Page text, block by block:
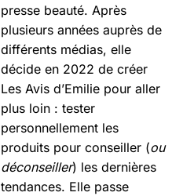
presse beauté. Après
plusieurs années auprès de
différents médias, elle
décide en 2022 de créer
Les Avis d’Emilie pour aller
plus loin : tester
personnellement les
produits pour conseiller (ou
déconseiller) les dernières
tendances. Elle passe